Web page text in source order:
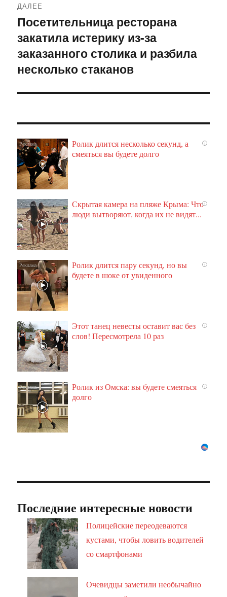
ДАЛЕЕ
Следующая
запись:
Посетительница ресторана
закатила истерику из-за
заказанного столика и разбила
несколько стаканов
i
Ролик длится несколько секунд, а
смеяться вы будете долго
i
Скрытая камера на пляже Крыма: Что
люди вытворяют, когда их не видят...
i
Ролик длится пару секунд, но вы
будете в шоке от увиденного
i
Этот танец невесты оставит вас без
слов! Пересмотрела 10 раз
i
Ролик из Омска: вы будете смеяться
долго
Последние интересные новости
Полицейские переодеваются
кустами, чтобы ловить водителей
со смартфонами
Очевидцы заметили необычайно